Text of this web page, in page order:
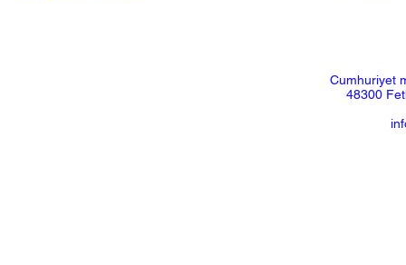
Cumhuriyet
48300